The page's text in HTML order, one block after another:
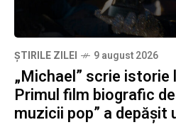
ȘTIRILE ZILEI 9 august 2026
„Michael” scrie istorie
Primul film biografic
muzicii pop” a depășit